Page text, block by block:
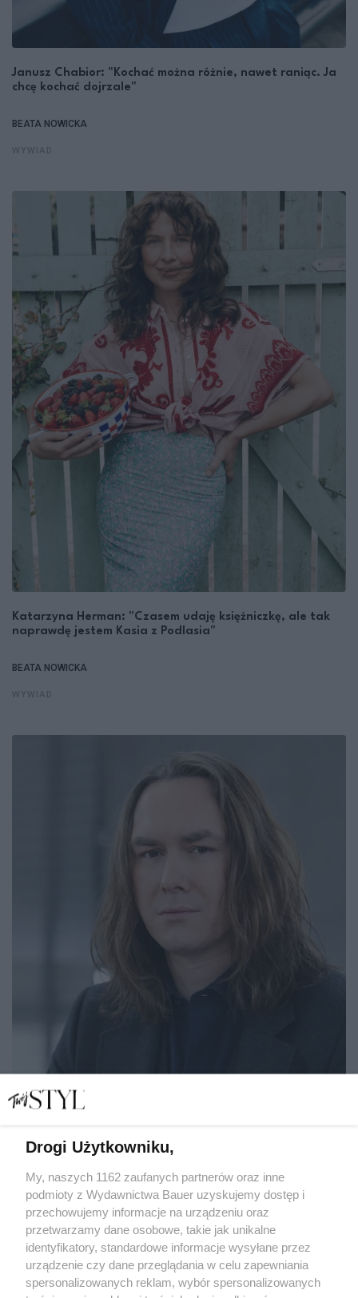
Janusz Chabior: "Kochać można różnie, nawet raniąc. Ja
chcę kochać dojrzale"
BEATA NOWICKA
Katarzyna Herman: "Czasem udaję księżniczkę, ale tak
naprawdę jestem Kasia z Podlasia"
BEATA NOWICKA
rozmowa"
BEATA NOWICKA
WYWIAD
Drogi Użytkowniku,
My, naszych 1162 zaufanych partnerów oraz inne
podmioty z Wydawnictwa Bauer uzyskujemy dostęp i
przechowujemy informacje na urządzeniu oraz
przetwarzamy dane osobowe, takie jak unikalne
identyfikatory, standardowe informacje wysyłane przez
urządzenie czy dane przeglądania w celu zapewniania
spersonalizowanych reklam, wybór spersonalizowanych